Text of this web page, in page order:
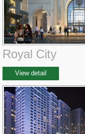
Royal City
View detail